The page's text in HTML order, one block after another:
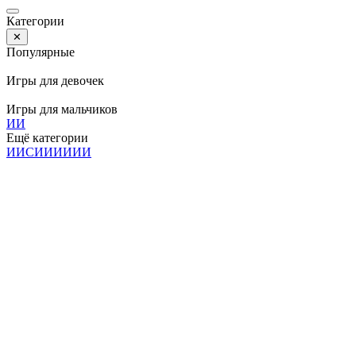
Категории
✕
Популярные
Игры для девочек
Игры для мальчиков
ИИ
Ещё категории
ИИСИИИИИИ